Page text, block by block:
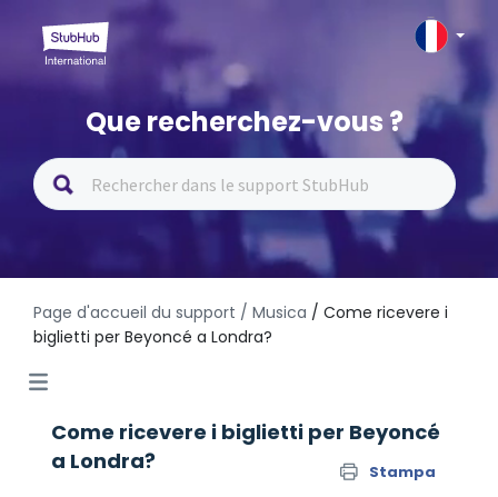
Que recherchez-vous ?
Page d'accueil du support / Musica / Come ricevere i
biglietti per Beyoncé a Londra?
Come ricevere i biglietti per Beyoncé
a Londra?
Stampa